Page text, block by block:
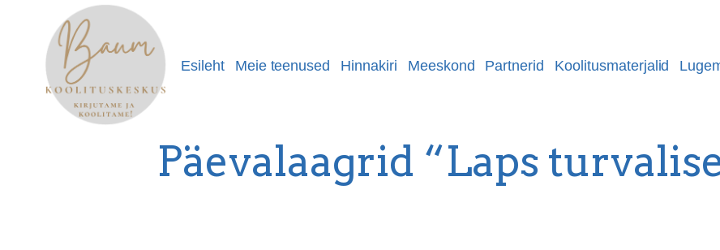
Esileht Meie teenused Hinnakiri Meeskond Partnerid Koolitusmaterjalid
Päevalaagrid “Laps